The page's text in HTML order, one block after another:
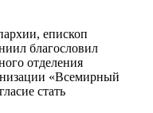
епископ
благословил
отделения
«Всемирный
стать